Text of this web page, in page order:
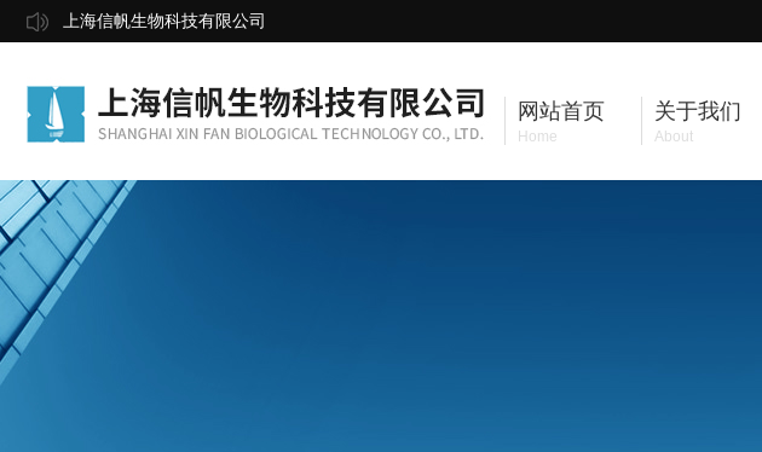
上海信帆生物科技有限公司
网站首页
Home
关于我们
About